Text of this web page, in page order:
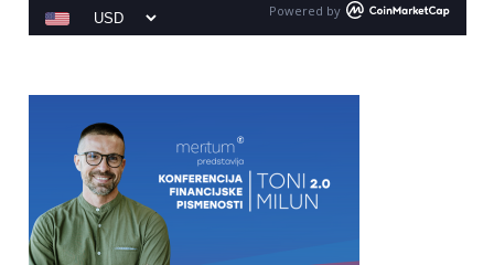
Powered by